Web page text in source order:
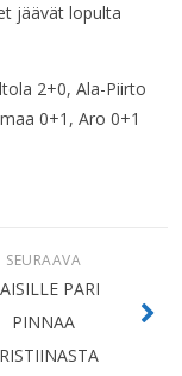
jäävät lopulta
2+0, Ala-Piirto
0+1, Aro 0+1
SEURAAVA
PARI
PINNAA